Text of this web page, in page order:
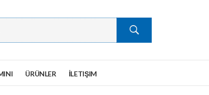
ÜRÜNLER İLETIŞIM